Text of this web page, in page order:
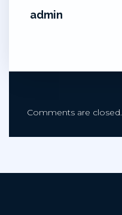
admin
Comments are closed.